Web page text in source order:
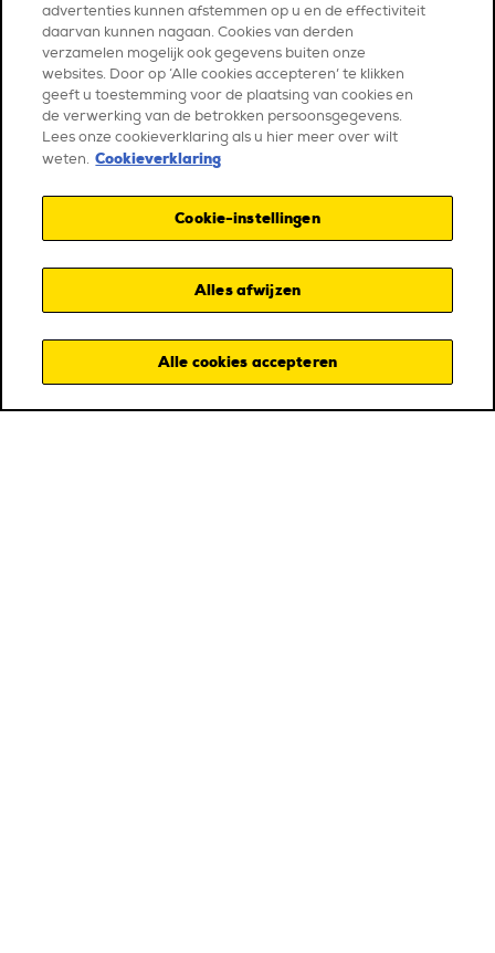
About the festival
Partners
Q&A
advertenties kunnen afstemmen op u en de effectiviteit
daarvan kunnen nagaan. Cookies van derden
verzamelen mogelijk ook gegevens buiten onze
websites. Door op ‘Alle cookies accepteren’ te klikken
geeft u toestemming voor de plaatsing van cookies en
de verwerking van de betrokken persoonsgegevens.
Lees onze cookieverklaring als u hier meer over wilt
weten. Cookieverklaring
Cookie-instellingen
Alles afwijzen
Alle cookies accepteren